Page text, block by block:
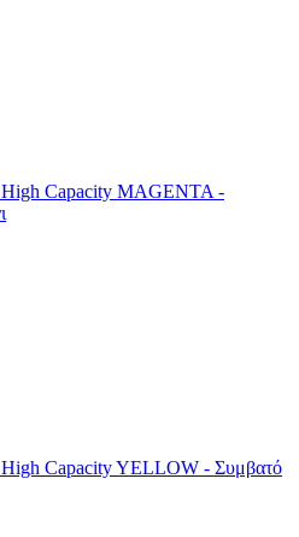
Capacity MAGENTA -
Capacity YELLOW - Συμβατό